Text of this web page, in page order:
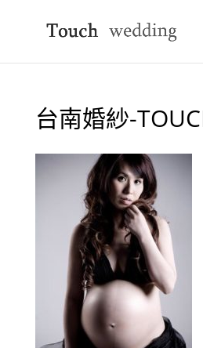
台南婚紗-